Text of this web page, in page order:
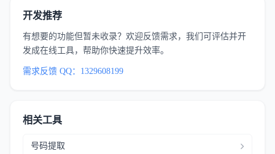
开发推荐
有想要的功能但暂未收录？欢迎反馈需求，我们可评估并开
发成在线工具，帮助你快速提升效率。
需求反馈 QQ：1329608199
相关工具
号码提取